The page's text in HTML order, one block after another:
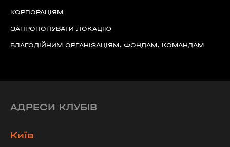
КОРПОРАЦІЯМ
ЗАПРОПОНУВАТИ ЛОКАЦІЮ
БЛАГОДІЙНИМ ОРГАНІЗАЦІЯМ, ФОНДАМ, КОМАНДАМ
АДРЕСИ КЛУБІВ
Київ